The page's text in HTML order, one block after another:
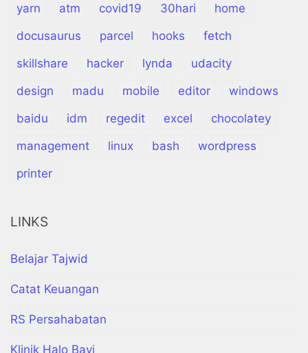
yarn
atm covid19 30hari
home
docusaurus
parcel hooks
fetch
skillshare
hacker lynda
udacity
design
madu mobile editor
windows
baidu
idm regedit excel
chocolatey
management
linux bash
wordpress
printer
LINKS
Belajar Tajwid
Catat Keuangan
RS Persahabatan
Klinik Halo Bayi